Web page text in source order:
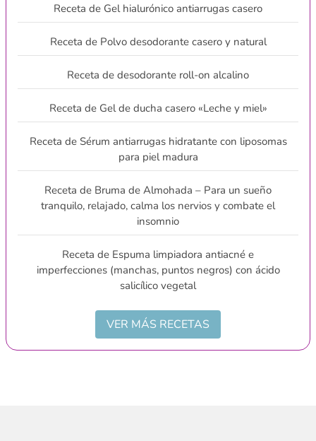
Receta de Gel hialurónico antiarrugas casero
Receta de Polvo desodorante casero y natural
Receta de desodorante roll-on alcalino
Receta de Gel de ducha casero «Leche y miel»
Receta de Sérum antiarrugas hidratante con liposomas
para piel madura
Receta de Bruma de Almohada – Para un sueño
tranquilo, relajado, calma los nervios y combate el
insomnio
Receta de Espuma limpiadora antiacné e
imperfecciones (manchas, puntos negros) con ácido
salicílico vegetal
VER MÁS RECETAS